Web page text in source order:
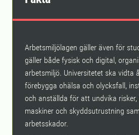
Arbetsmiljölagen gäller även för
gäller både fysisk och digital,
arbetsmiljö. Universitetet ska vidta
förebygga ohälsa och olycksfall,
och anställda för att undvika risker,
maskiner och skyddsutrustning
arbetsskador.